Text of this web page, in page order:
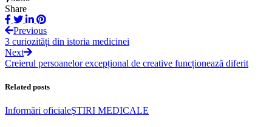
Share
Previous
3 curiozități din istoria medicinei
Next
Creierul persoanelor excepțional de creative funcționează diferit
Related posts
Informări oficialeŞTIRI MEDICALE